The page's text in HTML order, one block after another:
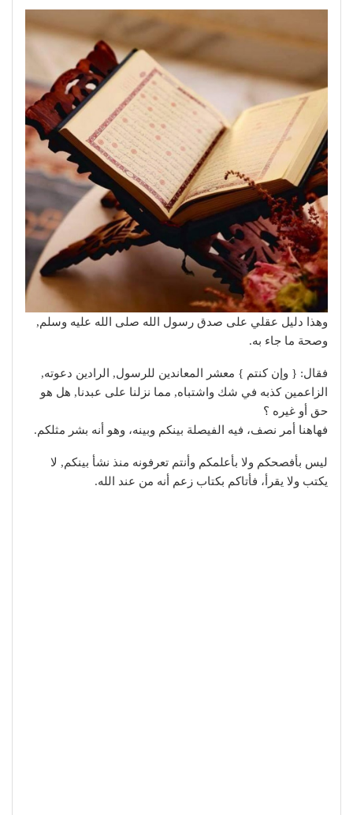
وهذا دليل عقلي على صدق رسول الله صلى الله عليه وسلم,
وصحة ما جاء به.
فقال: { وإن كنتم } معشر المعاندين للرسول, الرادين دعوته,
الزاعمين كذبه في شك واشتباه, مما نزلنا على عبدنا, هل هو
حق أو غيره ؟
فهاهنا أمر نصف، فيه الفيصلة بينكم وبينه، وهو أنه بشر مثلكم.
ليس بأفصحكم ولا بأعلمكم وأنتم تعرفونه منذ نشأ بينكم, لا
يكتب ولا يقرأ، فأتاكم بكتاب زعم أنه من عند الله.